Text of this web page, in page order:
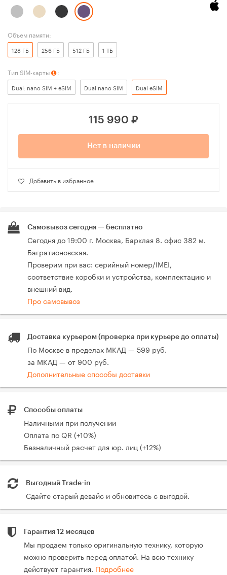
Объем памяти:
128 ГБ 256 ГБ 512 ГБ 1 ТБ
Тип SIM-карты :
Dual: nano SIM + eSIM Dual nano SIM Dual eSIM
115 990 ₽
Нет в наличии
Добавить в избранное
Самовывоз сегодня — бесплатно
Сегодня до 19:00 г. Москва, Барклая 8. офис 382 м.
Багратионовская.
Проверим при вас: серийный номер/IMEI,
соответствие коробки и устройства, комплектацию и
внешний вид.
Про самовывоз
Доставка курьером (проверка при курьере до оплаты)
По Москве в пределах МКАД — 599 руб.
за МКАД — от 900 руб.
Дополнительные способы доставки
Способы оплаты
Наличными при получении
Оплата по QR (+10%)
Безналичный расчет для юр. лиц (+12%)
Выгодный Trade-in
Сдайте старый девайс и обновитесь с выгодой.
Гарантия 12 месяцев
Мы продаем только оригинальную технику, которую
можно проверить перед оплатой. На всю технику
действует гарантия. Подробнее